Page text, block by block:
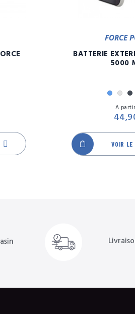
FORCE
BATTERIE
5000
BleuGris
A
VOIR LE